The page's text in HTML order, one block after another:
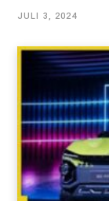
JULI 3, 2024